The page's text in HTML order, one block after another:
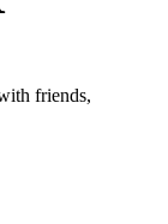
friends,